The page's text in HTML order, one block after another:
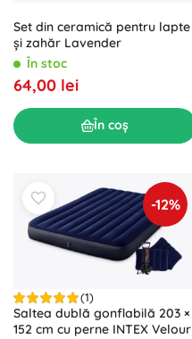
Set din ceramică pentru lapte
și zahăr Lavender
În stoc
64,00 lei
În coș
-12%
(1)
Saltea dublă gonflabilă 203 ×
152 cm cu perne INTEX Velour